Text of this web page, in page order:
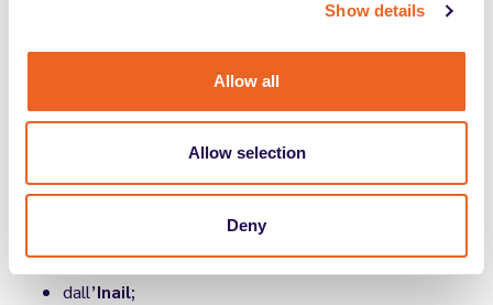
Show details
Allow all
Allow selection
Deny
Come iscriversi alle categorie
protette?
interessati devono necessariamente iscriversi agli elenchi
provinciali appositi tenuti dai centri per l’impiego. Per
farlo, però, devono aver ottenuto una certificazione
medica che attesti il proprio stato, che viene rilasciata:
dall’Inail;